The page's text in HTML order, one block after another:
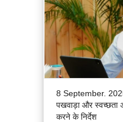
8 September.
पखवाड़ा और स्वच्छता
करने के निर्देश